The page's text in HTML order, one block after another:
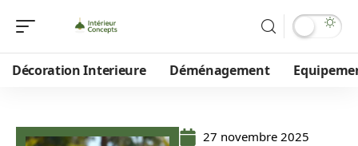
Décoration Interieure Déménagement
27 novembre 2025